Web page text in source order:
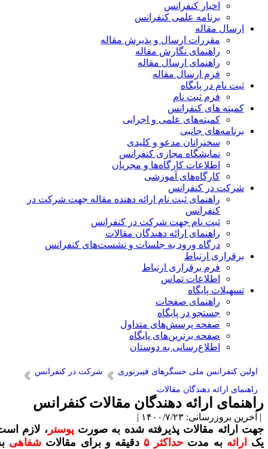
اخبار کنفرانس
برنامه علمی کنفرانس
ارسال مقاله
مقررات ارسال و پذیرش مقاله
راهنمای نگارش مقاله
راهنمای ارسال مقاله
فرم ارسال مقاله
ثبت نام در پایگاه
فرم ثبت نام
کمیته های کنفرانس
کمیته‌های علمی و اجرایی
برنامه‌های جانبی
سخنرانان مدعو و کلیدی
نمایشگاه مجازی کنفرانس
اطلاعات کارگاه‌ها و مجریان
کارگاه‌های آموزشی
شرکت در کنفرانس
راهنمای ثبت نام ارائه دهنده مقاله جهت شرکت در
کنفرانس
ثبت نام جهت شرکت در کنفرانس
راهنمای ارائه دهندگان مقالات
درگاه ورود به جلسات و نشست‌های کنفرانس
برقراری ارتباط
فرم برقراری ارتباط
اطلاعات تماس
تسهیلات پایگاه
راهنمای صفحات
جستجو در پایگاه
صفحه پرسش‌های متداول
صفحه برترین‌های پایگاه
اطلاع‌رسانی به دوستان
اولین کنفرانس ملی حسگرهای فیبرنوری
شرکت در کنفرانس
راهنمای ارائه دهندگان مقالات
ارائه دهندگان مقالات کنفرانس
بروزرسانی: ۱۴۰۰/۷/۲۳ |
ارائه مقالات پذیرفته شده به صورت پوستر، لازم است
ارائه به مدتحداکثر ۵ دقیقه و برای مقالاتشفاهیبه